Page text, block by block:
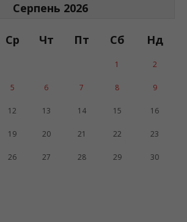
Серпень 2026
Ср Чт Пт Сб Нд
1 2
5 6 7 8 9
12 13 14 15 16
19 20 21 22 23
26 27 28 29 30